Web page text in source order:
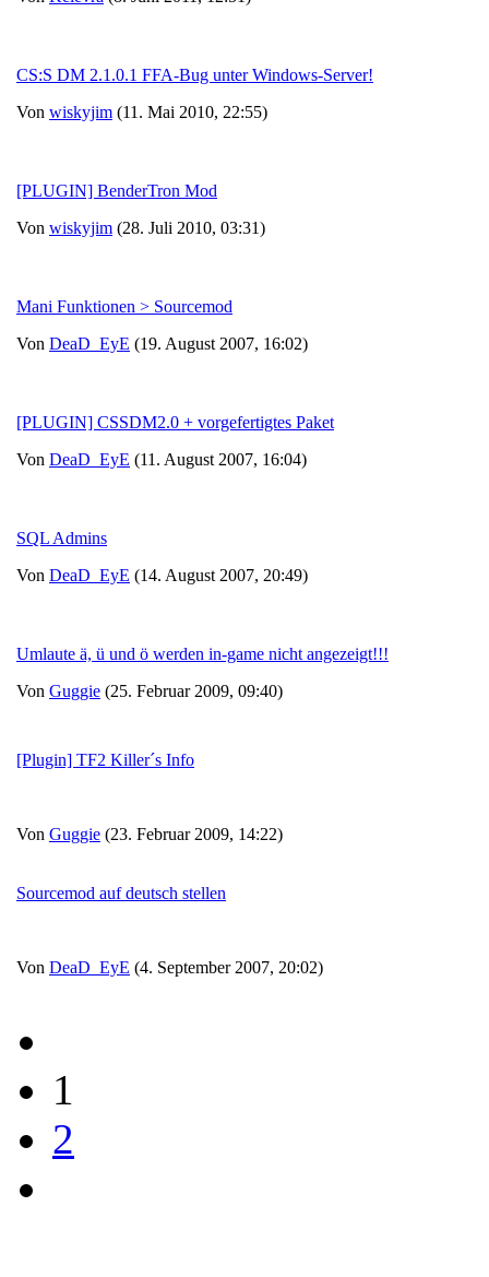
CS:S DM 2.1.0.1 FFA-Bug unter Windows-Server!
Von wiskyjim (11. Mai 2010, 22:55)
[PLUGIN] BenderTron Mod
Von wiskyjim (28. Juli 2010, 03:31)
Mani Funktionen > Sourcemod
Von DeaD_EyE (19. August 2007, 16:02)
[PLUGIN] CSSDM2.0 + vorgefertigtes Paket
Von DeaD_EyE (11. August 2007, 16:04)
SQL Admins
Von DeaD_EyE (14. August 2007, 20:49)
Umlaute ä, ü und ö werden in-game nicht angezeigt!!!
Von Guggie (25. Februar 2009, 09:40)
[Plugin] TF2 Killer´s Info
Von Guggie (23. Februar 2009, 14:22)
Sourcemod auf deutsch stellen
Von DeaD_EyE (4. September 2007, 20:02)
1
2